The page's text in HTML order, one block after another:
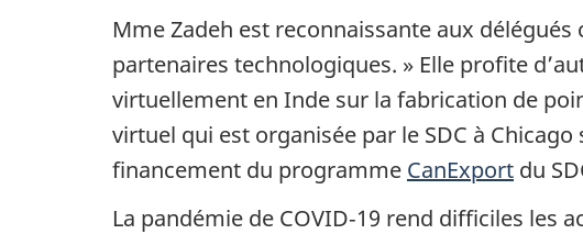
Mme Zadeh est reconnaissante aux
partenaires technologiques. » Elle profite
virtuellement en Inde sur la fabrication de
virtuel qui est organisée par le SDC à
financement du programme CanExport du
La pandémie de COVID‑19 rend difficiles les